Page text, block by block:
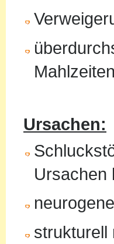
Ursachen:
Ursachen
strukturell